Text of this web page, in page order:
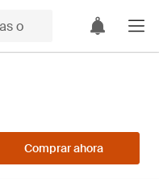
Comprar ahora